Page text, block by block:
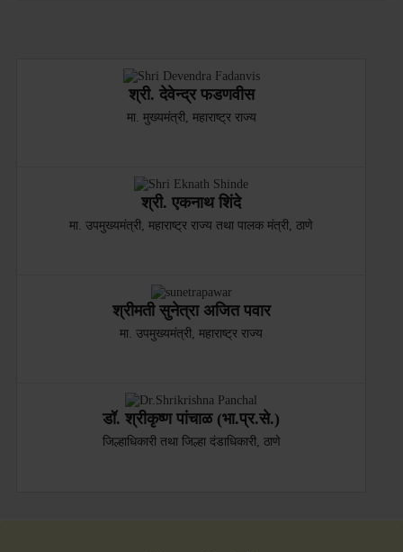
श्री. देवेन्द्र फडणवीस
मा. मुख्यमंत्री, महाराष्ट्र राज्य
श्री. एकनाथ शिंदे
मा. उपमुख्यमंत्री, महाराष्ट्र राज्य तथा पालक मंत्री, ठाणे
श्रीमती सुनेत्रा अजित पवार
मा. उपमुख्यमंत्री, महाराष्ट्र राज्य
डॉ. श्रीकृष्ण पांचाळ (भा.प्र.से.)
जिल्हाधिकारी तथा जिल्हा दंडाधिकारी, ठाणे